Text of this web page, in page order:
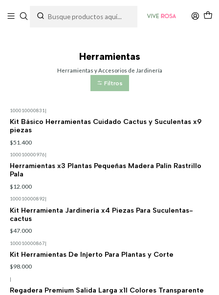
Herramientas
Herramientas y Accesorios de Jardinería
Filtros
100010000831 |
Kit Básico Herramientas Cuidado Cactus y Suculentas x9
piezas
$51.400
100010000976|
Herramientas x3 Plantas Pequeñas Madera Palín Rastrillo
Pala
$12.000
100010000892|
Kit Herramienta Jardinería x4 Piezas Para Suculentas-
cactus
$47.000
100010000867|
Kit Herramientas De Injerto Para Plantas y Corte
$98.000
|
Regadera Premium Salida Larga x1l Colores Transparente